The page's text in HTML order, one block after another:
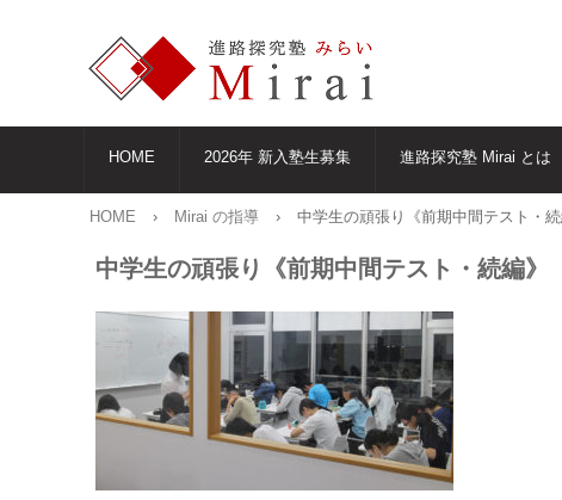
HOME 2026年 新入塾生募集 進路探究塾 Mirai とは
HOME › Mirai の指導 › 中学生の頑張り《前期中間テスト・続
中学生の頑張り《前期中間テスト・続編》